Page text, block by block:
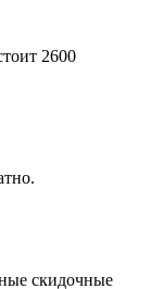
2600
скидочные